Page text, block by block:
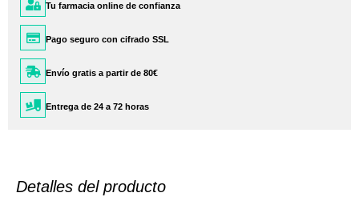
Tu farmacia online de confianza
Pago seguro con cifrado SSL
Envío gratis a partir de 80€
Entrega de 24 a 72 horas
Detalles del producto